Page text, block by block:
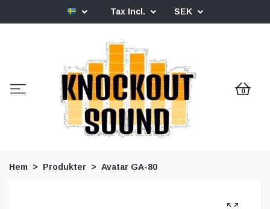
Tax Incl. SEK
0
Hem Produkter Avatar GA-80